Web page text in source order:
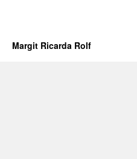
Margit Ricarda Rolf